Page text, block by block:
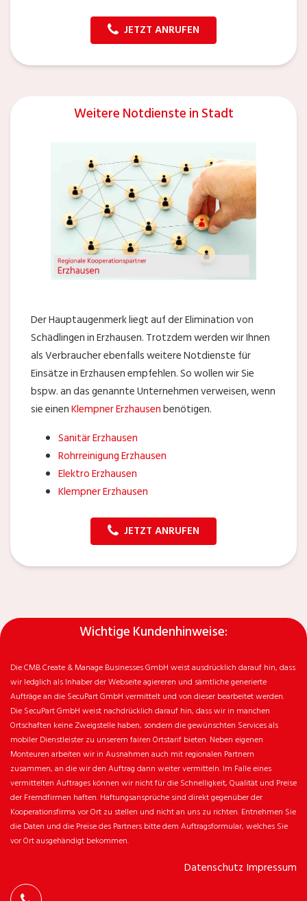
JETZT ANRUFEN
Weitere Notdienste in Stadt
Der Hauptaugenmerk liegt auf der Elimination von
Schädlingen in Erzhausen. Trotzdem werden wir Ihnen
als Verbraucher ebenfalls weitere Notdienste für
Einsätze in Erzhausen empfehlen. So wollen wir Sie
bspw. an das genannte Unternehmen verweisen, wenn
sie einenKlempner Erzhausenbenötigen.
Sanitär Erzhausen
Rohrreinigung Erzhausen
Elektro Erzhausen
Klempner Erzhausen
JETZT ANRUFEN
Wichtige Kundenhinweise:
Die CMB Create & Manage Businesses GmbH weist ausdrücklich darauf hin, dass
wir ledglich als Inhaber der Webseite agiereren und sämtliche generierte
Aufträge an die SecuPart GmbH vermittelt und von dieser bearbeitet werden.
Die SecuPart GmbH weist nachdrücklich darauf hin, dass wir in manchen
Ortschaften keine Zweigstelle haben, sondern die gewünschten Services als
mobiler Dienstleister zu unserem fairen Ortstarif bieten. Neben eigenen
Monteuren arbeiten wir in Ausnahmen auch mit regionalen Partnern
zusammen, an die wir den Auftrag dann weiter vermitteln. Im Falle eines
vermittelten Auftrages können wir nicht für die Schnelligkeit, Qualität und Preise
der Fremdfirmen haften. Haftungsansprüche sind direkt gegenüber der
Kooperationsfirma vor Ort zu stellen und nicht an uns zu richten. Entnehmen Sie
die Daten und die Preise des Partners bitte dem Auftragsformular, welches Sie
vor Ort ausgehändigt bekommen.
Datenschutz Impressum